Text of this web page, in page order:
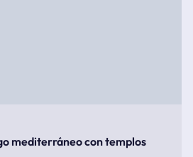
mediterráneo con templos